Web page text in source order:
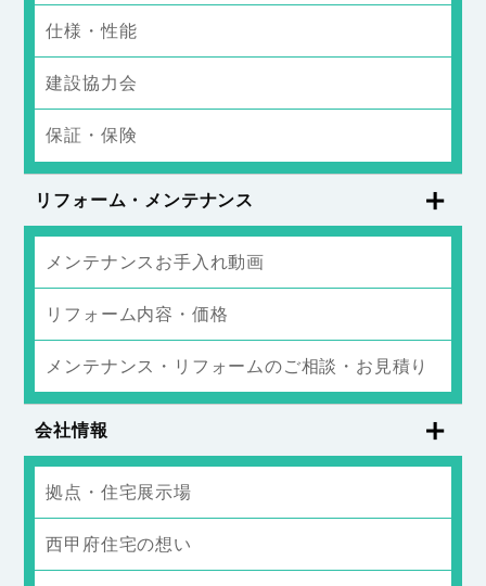
仕様・性能
建設協力会
保証・保険
リフォーム・メンテナンス
メンテナンスお手入れ動画
リフォーム内容・価格
メンテナンス・リフォームのご相談・お見積り
会社情報
拠点・住宅展示場
西甲府住宅の想い